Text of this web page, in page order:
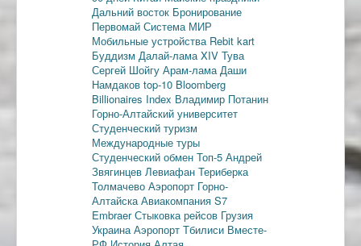
Дальний восток Бронирование
Первомай Система МИР
Мобильные устройства Rebit kart
Буддизм Далай-лама XIV Тува
Сергей Шойгу Арам-ламаДаши
Намдаков top-10 Bloomberg
Billionaires Index Владимир Потанин
Горно-Алтайский университет
Студенческий туризм
Международные туры
Студенческий обмен Топ-5 Андрей
Звягинцев Левиафан Териберка
Толмачево Аэропорт Горно-
АлтайскаАвиакомпания S7
EmbraerСтыковка рейсов Грузия
УкраинаАэропорт Тбилиси Вместе-